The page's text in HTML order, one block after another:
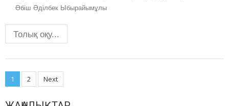
Әбіш Әділбек Ыбырайымұлы
Толық оқу...
Posts
1 2 Next